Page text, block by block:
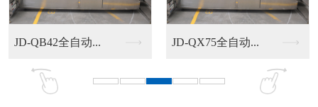
JD-QB42全自动... JD-QX75全自动...